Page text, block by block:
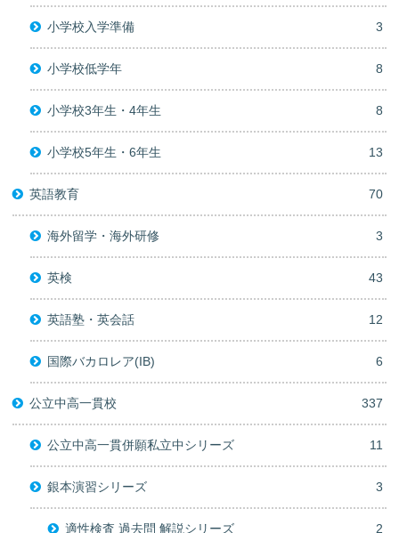
小学校入学準備 3
小学校低学年 8
小学校3年生・4年生 8
小学校5年生・6年生 13
英語教育 70
海外留学・海外研修 3
英検 43
英語塾・英会話 12
国際バカロレア(IB) 6
公立中高一貫校 337
公立中高一貫併願私立中シリーズ 11
銀本演習シリーズ 3
適性検査 過去問 解説シリーズ 2